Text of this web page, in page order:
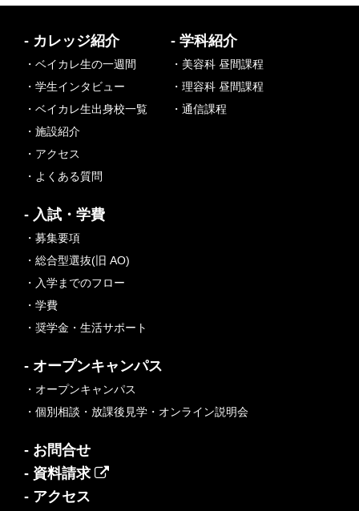
- カレッジ紹介
・ベイカレ生の一週間
・学生インタビュー
・ベイカレ生出身校一覧
・施設紹介
・アクセス
・よくある質問
- 学科紹介
・美容科 昼間課程
・理容科 昼間課程
・通信課程
- 入試・学費
・募集要項
・総合型選抜(旧 AO)
・入学までのフロー
・学費
・奨学金・生活サポート
- オープンキャンパス
・オープンキャンパス
・個別相談・放課後見学・オンライン説明会
- お問合せ
- 資料請求
- アクセス